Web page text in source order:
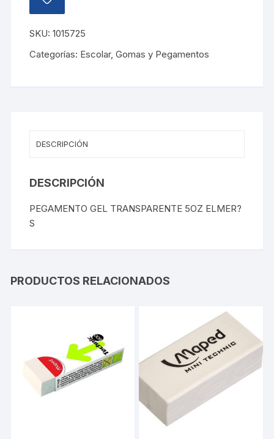
cantidad
AÑADIR
A
LISTA
DE
DESEOS
SKU:1015725
Categorías: Escolar,Gomas y Pegamentos
DESCRIPCIÓN
DESCRIPCIÓN
PEGAMENTO GEL TRANSPARENTE 5OZ ELMER?
S
PRODUCTOS RELACIONADOS